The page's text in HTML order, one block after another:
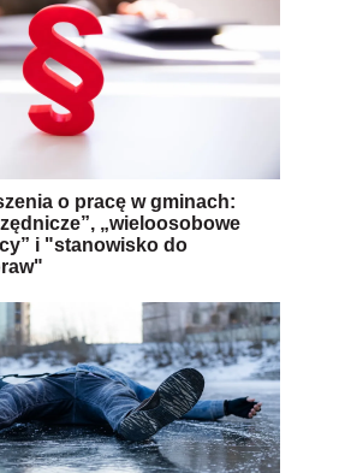
o pracę w gminach:
„wieloosobowe
i "stanowisko do